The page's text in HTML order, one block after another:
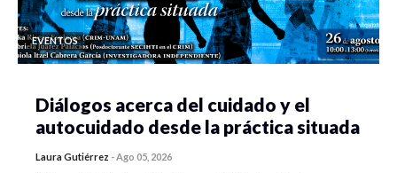
EVENTOS
Diálogos acerca del cuidado y el
autocuidado desde la práctica situada
Laura Gutiérrez -Ago 05, 2026